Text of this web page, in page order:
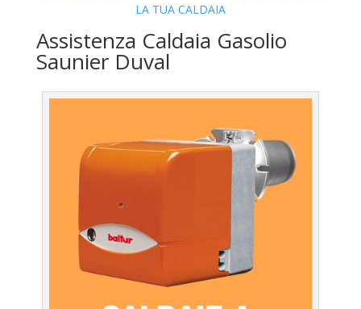
LA TUA CALDAIA
Assistenza Caldaia Gasolio
Saunier Duval